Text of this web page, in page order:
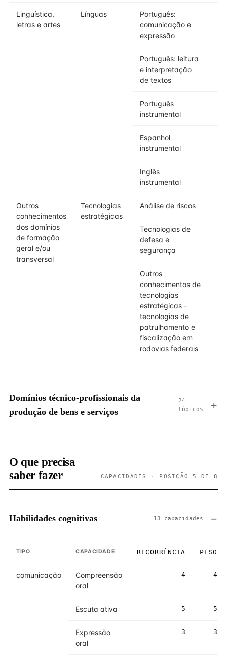
Linguística,
letras e artes
Línguas
Português:
comunicação e
expressão
Português: leitura
e interpretação
de textos
Português
instrumental
Espanhol
instrumental
Inglês
instrumental
Outros
conhecimentos
dos domínios
de formação
geral e/ou
transversal
Tecnologias
estratégicas
Análise de riscos
Tecnologias de
defesa e
segurança
Outros
conhecimentos de
tecnologias
estratégicas -
tecnologias de
patrulhamento e
fiscalização em
rodovias federais
Domínios técnico-profissionais da
produção de bens e serviços
24
tópicos
O que precisa
saber fazer
CAPACIDADES · POSIÇÃO 5 DE 8
Habilidades cognitivas 13 capacidades
TIPO CAPACIDADE RECORRÊNCIA PESO
comunicação
Compreensão
oral
4 4
Escuta ativa 5 5
Expressão
oral
3 3